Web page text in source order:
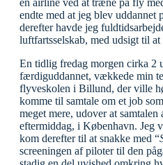
endte med at jeg blev uddannet
derefter havde jeg
luftfartsselskab, med udsigt til
En tidlig fredag morgen cirka 2
færdiguddannet, vækkede min
flyveskolen i Billund, der ville
komme til samtale om et job
meget mere, udover at samtalen
eftermiddag, i København. Jeg
kom derefter til at snakke med “
screeningen af piloter til den